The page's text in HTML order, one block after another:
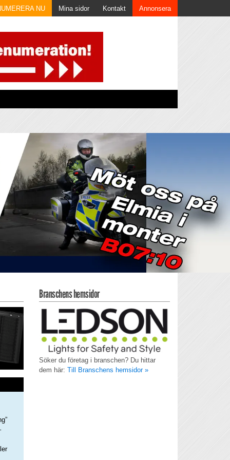
NU Mina sidor Kontakt Annonsera
Branschens hemsidor
Söker du företag i branschen? Du hittar
dem här: Till Branschens hemsidor »